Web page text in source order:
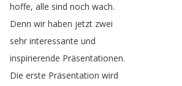
hoffe, alle sind noch wach.
Denn wir haben jetzt zwei
sehr interessante und
inspirierende Präsentationen.
Die erste Präsentation wird